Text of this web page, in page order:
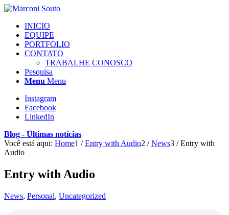
INICIO
EQUIPE
PORTFOLIO
CONTATO
TRABALHE CONOSCO
Pesquisa
Menu Menu
Instagram
Facebook
LinkedIn
Blog - Últimas notícias
Você está aqui: Home1 / Entry with Audio2 / News3 / Entry with
Audio
Entry with Audio
News, Personal, Uncategorized